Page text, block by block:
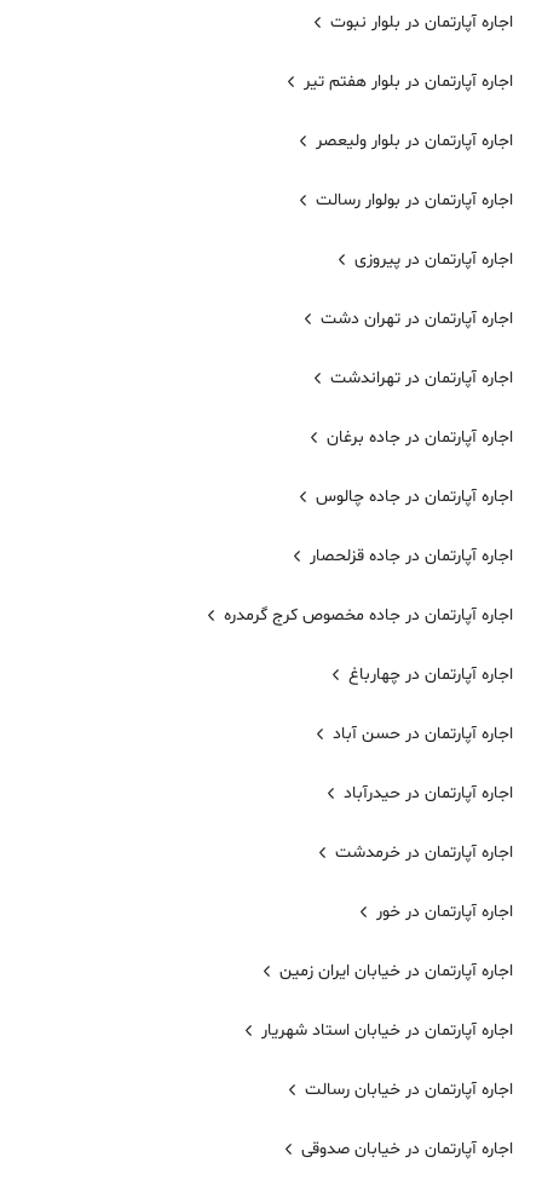
اجاره آپارتمان در بلوار نبوت
اجاره آپارتمان در بلوار هفتم تیر
اجاره آپارتمان در بلوار ولیعصر
اجاره آپارتمان در بولوار رسالت
اجاره آپارتمان در پیروزی
اجاره آپارتمان در تهران دشت
اجاره آپارتمان در تهراندشت
اجاره آپارتمان در جاده برغان
اجاره آپارتمان در جاده چالوس
اجاره آپارتمان در جاده قزلحصار
اجاره آپارتمان در جاده مخصوص کرج گرمدره
اجاره آپارتمان در چهارباغ
اجاره آپارتمان در حسن آباد
اجاره آپارتمان در حیدرآباد
اجاره آپارتمان در خرمدشت
اجاره آپارتمان در خور
اجاره آپارتمان در خيابان ايران زمين
اجاره آپارتمان در خیابان استاد شهریار
اجاره آپارتمان در خیابان رسالت
اجاره آپارتمان در خیابان صدوقی